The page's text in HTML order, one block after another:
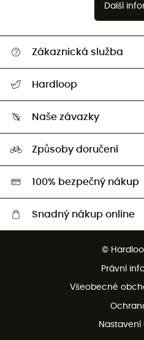
Další
Zákaznická služba
Vrácení zboží a peněz
Hardloop
Naši Ambasadoři
Naše závazky
Second hand
HardGreen
Způsoby doručení
100% bezpečný nákup
Snadný nákup online
Bezplatné vrácení do 100 dnů
Bezplatná zákaznická služba
©
Právní
Všeobecné
Nastavení